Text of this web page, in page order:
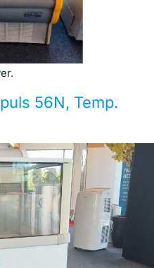
56N, Temp.